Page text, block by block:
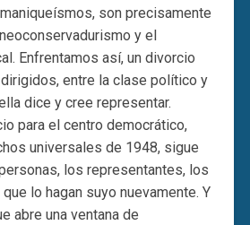
son precisamente
y el
Enfrentamos así, un divorcio
entre la clase político y
dice y cree representar.
para el centro democrático,
universales de 1948, sigue
los representantes, los
lo hagan suyo nuevamente. Y
abre una ventana de